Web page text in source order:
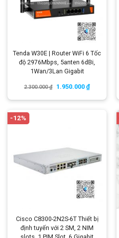
Tenda W30E | Router WiFi 6 Tốc
độ 2976Mbps, 5anten 6dBi,
1Wan/3Lan Gigabit
2.300.000₫ 1.950.000 ₫
-12%
Cisco C8300-2N2S-6T Thiết bị
định tuyến với 2 SM, 2 NIM